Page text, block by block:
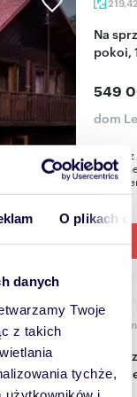
O plikach
danych
Twoje
z takich
tychże,
Na sprzedaż dom z potencjałem w Leżajsku - 6
pokoi,
549
dom
m